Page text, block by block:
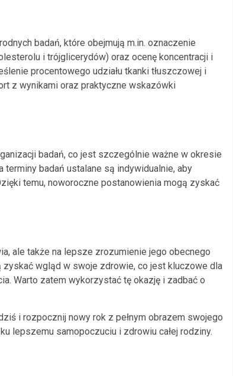
badań, które obejmują m.in. oznaczenie
i trójglicerydów) oraz ocenę koncentracji i
procentowego udziału tkanki tłuszczowej i
z wynikami oraz praktyczne wskazówki
badań, co jest szczególnie ważne w okresie
terminy badań ustalane są indywidualnie, aby
temu, noworoczne postanowienia mogą zyskać
ale także na lepsze zrozumienie jego obecnego
wgląd w swoje zdrowie, co jest kluczowe dla
Warto zatem wykorzystać tę okazję i zadbać o
i rozpocznij nowy rok z pełnym obrazem swojego
lepszemu samopoczuciu i zdrowiu całej rodziny.